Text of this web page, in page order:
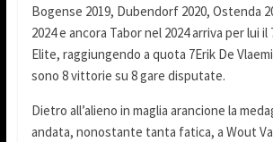
Bogense 2019, Dubendorf 2020, Ostenda
2024 e ancora Tabor nel 2024 arriva per lui
Elite, raggiungendo a quota 7Erik De
sono 8 vittorie su 8 gare disputate.
Dietro all’alieno in maglia arancione la
andata, nonostante tanta fatica, a Wout